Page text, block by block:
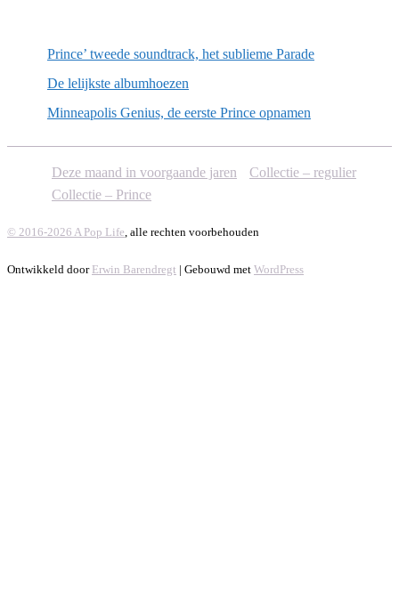
Prince’ tweede soundtrack, het sublieme Parade
De lelijkste albumhoezen
Minneapolis Genius, de eerste Prince opnamen
Deze maand in voorgaande jaren
Collectie – regulier
Collectie – Prince
© 2016-2026 A Pop Life , alle rechten voorbehouden
Ontwikkeld door Erwin Barendregt | Gebouwd met WordPress